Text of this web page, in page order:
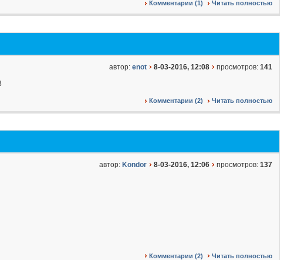
Комментарии (1) Читать полностью
автор: enot 8-03-2016, 12:08 просмотров: 141
Комментарии (2) Читать полностью
автор: Kondor 8-03-2016, 12:06 просмотров: 137
Комментарии (2) Читать полностью